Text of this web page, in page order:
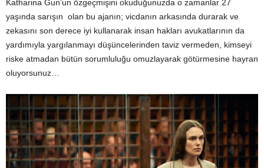
Katharina Gun’un özgeçmişini okuduğunuzda o zamanlar 27
yaşında sarışın olan bu ajanın; vicdanın arkasında durarak ve
zekasını son derece iyi kullanarak insan hakları avukatlarının da
yardımıyla yargılanmayı düşüncelerinden taviz vermeden, kimseyi
riske atmadan bütün sorumluluğu omuzlayarak götürmesine hayran
oluyorsunuz…